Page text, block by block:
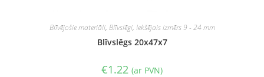
Blīvējošie materiāli, Blīvslēgi, Iekšējais izmērs 9 - 24 mm
Blīvslēgs 20x47x7
€1.22 (ar PVN)